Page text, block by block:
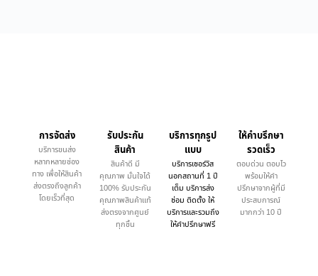
การจัดส่ง
บริการขนส่ง
หลากหลายช่อง
ทาง เพื่อให้สินค้า
ส่งตรงถึงลูกค้า
โดยเร็วที่สุด
รับประกัน
สินค้า
สินค้าดี มี
คุณภาพ มั่นใจได้
100% รับประกัน
คุณภาพสินค้าแท้
ส่งตรงจากศูนย์
ทุกชิ้น
บริการทุกรูป
แบบ
บริการเซอร์วิส
นอกสถานที่ 1 ปี
เต็ม บริการส่ง
ซ่อม ติดตั้ง ให้
บริการและรวมถึง
ให้คำปรึกษาฟรี
ให้คำบรึกษา
รวดเร็ว
ตอบด่วน ตอบไว
พร้อมให้คำ
ปรึกษาจากผู้ที่มี
ประสบการณ์
มากกว่า 10 ปี